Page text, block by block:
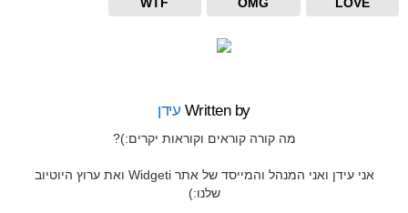
Written by עידן
מה קורה קוראים וקוראות יקרים:)?
אני עידן ואני המנהל והמייסד של אתר Widgeti ואת ערוץ היוטיוב
שלנו:)